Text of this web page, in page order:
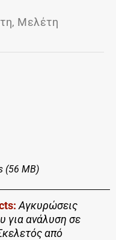
Μελέτη
(56 MΒ)
Αγκυρώσεις
για ανάλυση σε
από